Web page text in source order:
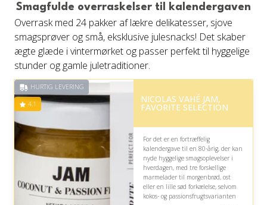
Smagfulde overraskelser til kalendergaven
Overrask med 24 pakker af lækre delikatesser, sjove
smagsprøver og små, eksklusive julesnacks! Det skaber
ægte glæde i vintermørket og passer perfekt til hyggelige
stunder og gamle juletraditioner.
HURTIG LEVERING
4.1 NICOLAS VAHÉ JAM,
FAVORITE SELECTION
For det er en fortræffelig
kalendergave til en 80-årig, der kan
nyde hyggelige smagsoplevelser i
hverdagen, med tre forskellige
marmelader til morgenbrød, ost
eller en lille sød forkælelse, selvom
kokos- og passionsfrugtsvarianten